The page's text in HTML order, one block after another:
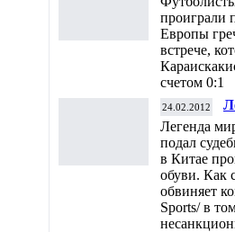
проиграли
Европы
встрече,
счетом 0:1
24.02.2012
Легенда
подал
в Китае
обуви. Как
обвиняет
Sports/ в